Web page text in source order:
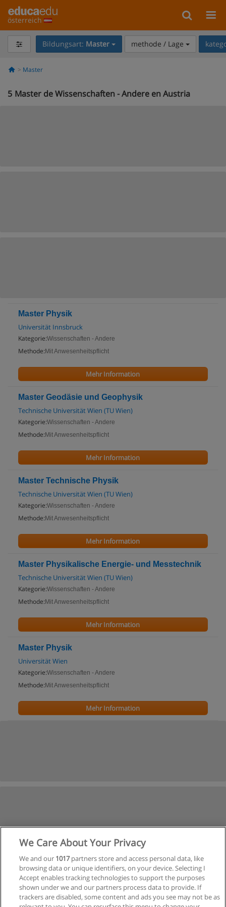
österreich
Bildungsart: Master methode / Lage
Master
5 Master de Wissenschaften - Andere en Austria
Master Physik
Universität Innsbruck
Kategorie:Wissenschaften - Andere
Methode: Mit Anwesenheitspflicht
Mehr Information
Master Geodäsie und Geophysik
Technische Universität Wien (TU Wien)
Kategorie:Wissenschaften - Andere
Methode: Mit Anwesenheitspflicht
Mehr Information
Master Technische Physik
Technische Universität Wien (TU Wien)
Kategorie:Wissenschaften - Andere
Methode: Mit Anwesenheitspflicht
Mehr Information
Master Physikalische Energie- und Messtechnik
Technische Universität Wien (TU Wien)
Kategorie:Wissenschaften - Andere
Methode: Mit Anwesenheitspflicht
Mehr Information
Master Physik
Universität Wien
Kategorie:Wissenschaften - Andere
Methode: Mit Anwesenheitspflicht
Mehr Information
We Care About Your Privacy
We and our 1017partners store and access personal data, like
browsing data or unique identifiers, on your device. Selecting I
Accept enables tracking technologies to support the purposes
shown under we and our partners process data to provide. If
trackers are disabled, some content and ads you see may not be as